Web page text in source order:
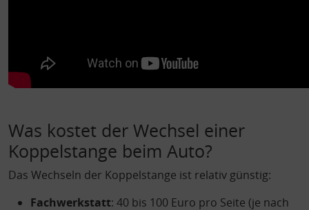
Was kostet der Wechsel einer
Koppelstange beim Auto?
Das Wechseln der Koppelstange ist relativ günstig:
Fachwerkstatt: 40 bis 100 Euro pro Seite (je nach
Erstellung von Profilen zur Personalisierung von
Messung der Werbeleistung
Entwicklung und Verbesserung der Angebote
Verwendung reduzierter Daten zur Auswahl von
Verwendung genauer Standortdaten